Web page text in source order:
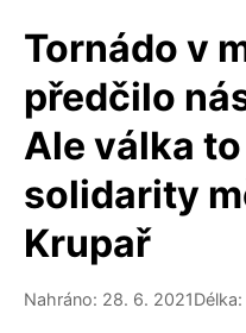
Tornádo v
předčilo
Ale válka
solidarity
Krupař
Nahráno: 28. 6. 2021